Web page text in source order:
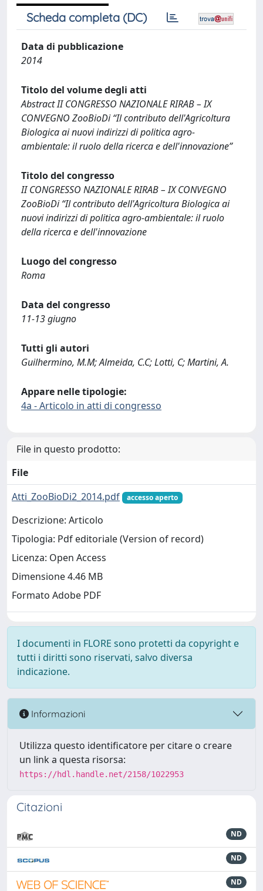
Scheda completa (DC)
Data di pubblicazione
2014
Titolo del volume degli atti
Abstract II CONGRESSO NAZIONALE RIRAB – IX
CONVEGNO ZooBioDi “Il contributo dell'Agricoltura
Biologica ai nuovi indirizzi di politica agro-
ambientale: il ruolo della ricerca e dell'innovazione”
Titolo del congresso
II CONGRESSO NAZIONALE RIRAB – IX CONVEGNO
ZooBioDi “Il contributo dell'Agricoltura Biologica ai
nuovi indirizzi di politica agro-ambientale: il ruolo
della ricerca e dell'innovazione
Luogo del congresso
Roma
Data del congresso
11-13 giugno
Tutti gli autori
Guilhermino, M.M; Almeida, C.C; Lotti, C; Martini, A.
Appare nelle tipologie:
4a - Articolo in atti di congresso
File in questo prodotto:
File
Atti_ZooBioDi2_2014.pdf
accesso aperto
Descrizione: Articolo
Tipologia: Pdf editoriale (Version of record)
Licenza: Open Access
Dimensione 4.46 MB
Formato Adobe PDF
I documenti in FLORE sono protetti da copyright e
tutti i diritti sono riservati, salvo diversa
indicazione.
Informazioni
Utilizza questo identificatore per citare o creare
un link a questa risorsa:
https://hdl.handle.net/2158/1022953
Citazioni
ND
ND
ND